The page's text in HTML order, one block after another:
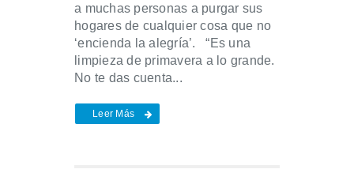
a muchas personas a purgar sus
hogares de cualquier cosa que no
‘encienda la alegría’. “Es una
limpieza de primavera a lo grande.
No te das cuenta...
Leer Más